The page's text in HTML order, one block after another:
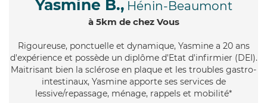
Yasmine B., Hénin-Beaumont
à 5km de chez Vous
Rigoureuse, ponctuelle et dynamique, Yasmine a 20 ans
d'expérience et possède un diplôme d'Etat d'infirmier (DEI).
Maitrisant bien la sclérose en plaque et les troubles gastro-
intestinaux, Yasmine apporte ses services de
lessive/repassage, ménage, rappels et mobilité*